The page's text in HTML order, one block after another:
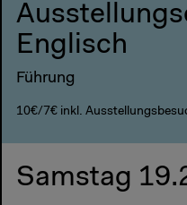
Englisch
Führung
10€/7€ inkl.
Samstag